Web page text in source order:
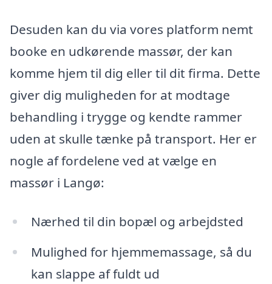
Desuden kan du via vores platform nemt
booke en udkørende massør, der kan
komme hjem til dig eller til dit firma. Dette
giver dig muligheden for at modtage
behandling i trygge og kendte rammer
uden at skulle tænke på transport. Her er
nogle af fordelene ved at vælge en
massør i Langø:
Nærhed til din bopæl og arbejdsted
Mulighed for hjemmemassage, så du
kan slappe af fuldt ud